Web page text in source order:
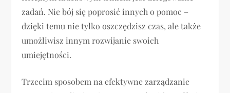
zadań. Nie bój się poprosić innych o pomoc –
dzięki temu nie tylko oszczędzisz czas, ale także
umożliwisz innym rozwijanie swoich
umiejętności.
Trzecim sposobem na efektywne zarządzanie